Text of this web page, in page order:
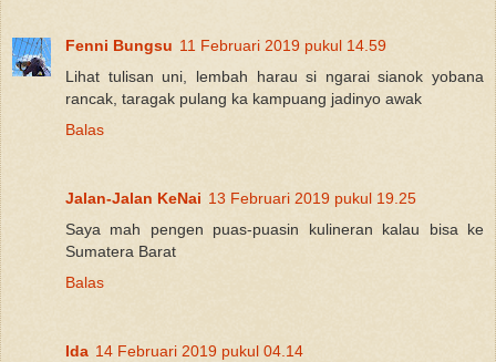
Fenni Bungsu 11 Februari 2019 pukul 14.59
Lihat tulisan uni, lembah harau si ngarai sianok yobana
rancak, taragak pulang ka kampuang jadinyo awak
Balas
Jalan-Jalan KeNai 13 Februari 2019 pukul 19.25
Saya mah pengen puas-puasin kulineran kalau bisa ke
Sumatera Barat
Balas
Ida 14 Februari 2019 pukul 04.14